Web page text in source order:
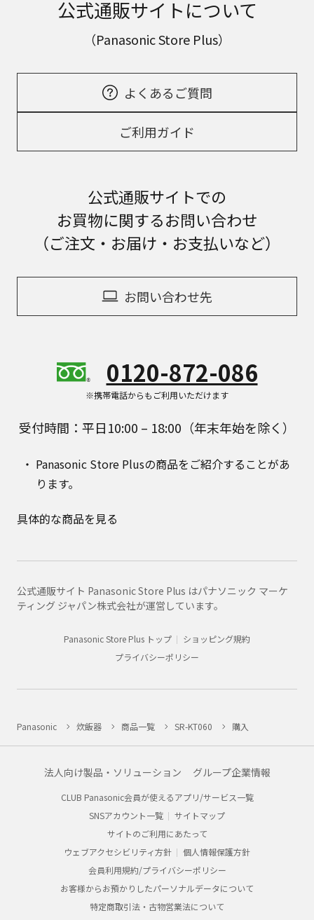
公式通販サイトについて
（Panasonic Store Plus）
よくあるご質問
ご利用ガイド
公式通販サイトでの
お買物に関するお問い合わせ
（ご注文・お届け・お支払いなど）
お問い合わせ先
0120-872-086
※携帯電話からもご利用いただけます
受付時間：平日10:00 – 18:00（年末年始を除く）
Panasonic Store Plusの商品をご紹介することがあ
ります。
具体的な商品を見る
公式通販サイト Panasonic Store Plus はパナソニック マーケ
ティング ジャパン株式会社が運営しています。
Panasonic Store Plus トップ
ショッピング規約
プライバシーポリシー
Panasonic 炊飯器 商品一覧 SR-KT060 購入
法人向け製品・ソリューション グループ企業情報
CLUB Panasonic会員が使えるアプリ/サービス一覧
SNSアカウント一覧
サイトマップ
サイトのご利用にあたって
ウェブアクセシビリティ方針
個人情報保護方針
会員利用規約/プライバシーポリシー
お客様からお預かりしたパーソナルデータについて
特定商取引法・古物営業法について